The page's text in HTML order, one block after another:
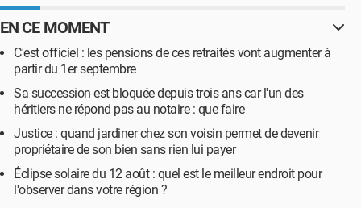
EN CE MOMENT
C'est officiel : les pensions de ces retraités vont augmenter à
partir du 1er septembre
Sa succession est bloquée depuis trois ans car l'un des
héritiers ne répond pas au notaire : que faire
Justice : quand jardiner chez son voisin permet de devenir
propriétaire de son bien sans rien lui payer
Éclipse solaire du 12 août : quel est le meilleur endroit pour
l'observer dans votre région ?